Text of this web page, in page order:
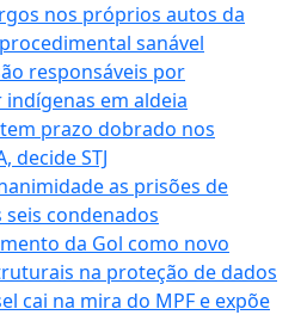
nos próprios autos da
sanável
responsáveis por
em aldeia
prazo dobrado nos
decide STJ
as prisões de
condenados
da Gol como novo
na proteção de dados
cai na mira do MPF e expõe